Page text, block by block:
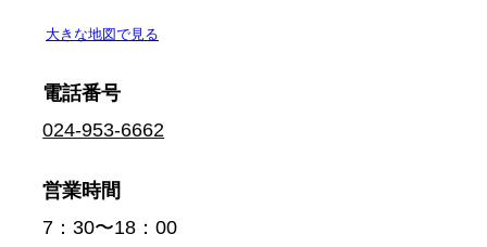
電話番号
024-953-6662
営業時間
7：30〜18：00